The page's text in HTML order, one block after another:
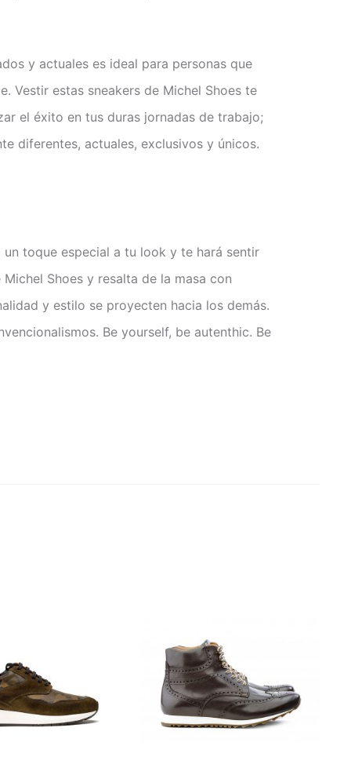
y actuales es ideal para personas que
Vestir estas sneakers de Michel Shoes te
el éxito en tus duras jornadas de trabajo;
diferentes, actuales, exclusivos y únicos.
toque especial a tu look y te hará sentir
Shoes y resalta de la masa con
y estilo se proyecten hacia los demás.
Be yourself, be autenthic. Be